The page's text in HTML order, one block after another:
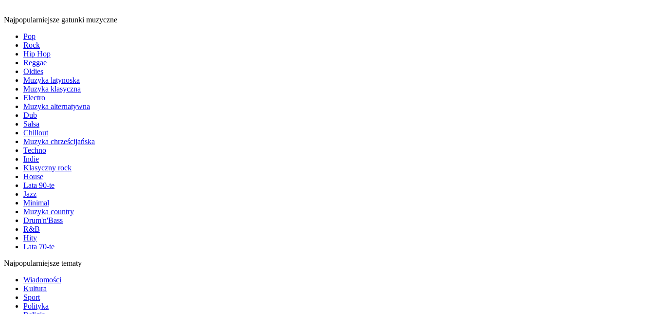
Najpopularniejsze gatunki muzyczne
Pop
Rock
Hip Hop
Reggae
Oldies
Muzyka latynoska
Muzyka klasyczna
Electro
Muzyka alternatywna
Dub
Salsa
Chillout
Muzyka chrześcijańska
Techno
Indie
Klasyczny rock
House
Lata 90-te
Jazz
Minimal
Muzyka country
Drum'n'Bass
R&B
Hity
Lata 70-te
Najpopularniejsze tematy
Wiadomości
Kultura
Sport
Polityka